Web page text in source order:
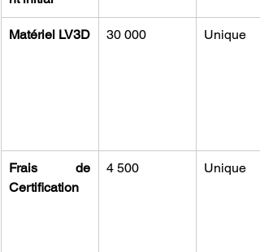
Matériel LV3D 30 000 Unique
Frais de
Certification
4 500 Unique